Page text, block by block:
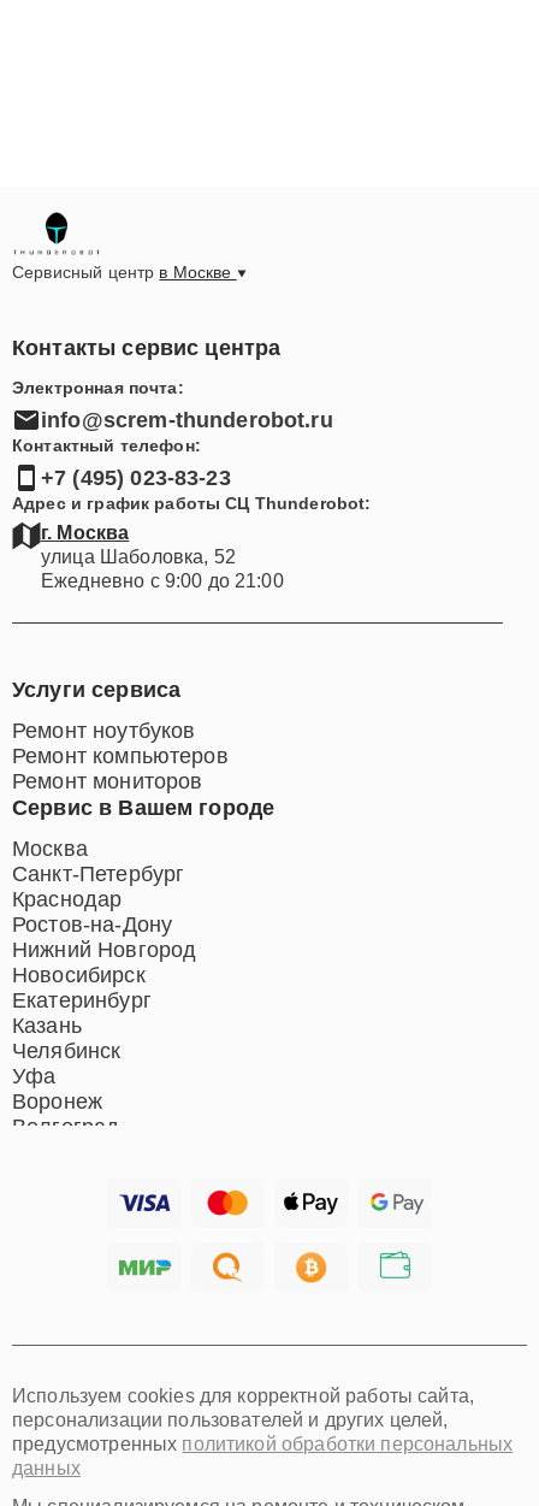
Сервисный центр в Москве
Контакты сервис центра
Электронная почта:
info@screm-thunderobot.ru
Контактный телефон:
+7 (495) 023-83-23
Адрес и график работы СЦ Thunderobot:
г. Москва
улица Шаболовка, 52
Ежедневно с 9:00 до 21:00
Сервис в Вашем городе
Москва
Санкт-Петербург
Краснодар
Ростов-на-Дону
Нижний Новгород
Новосибирск
Екатеринбург
Казань
Челябинск
Уфа
Воронеж
Волгоград
Хабаровск
Омск
Красноярск
Пермь
Ульяновск
Услуги сервиса
Ремонт ноутбуков
Ремонт компьютеров
Ремонт мониторов
Используем cookies для корректной работы сайта,
персонализации пользователей и других целей,
предусмотренных политикой обработки персональных
данных